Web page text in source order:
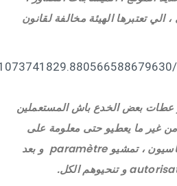
الي تعتبرها الهيئة مخالفة لقانون
عطات بعض الخدع باش المستعملين
من غير ما يعطيو حتى معلومة على
رواحهم ، بعد ما تصبو الابليكاسيون ، تمشيو paramètre و بعد